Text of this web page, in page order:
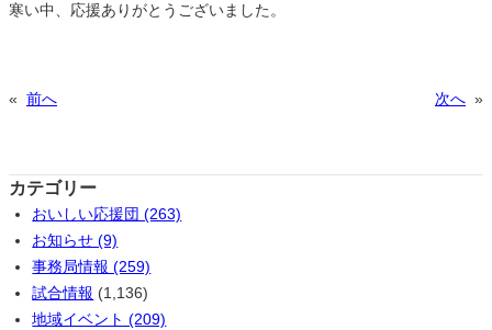
寒い中、応援ありがとうございました。
« 前へ 次へ »
カテゴリー
おいしい応援団 (263)
お知らせ (9)
事務局情報 (259)
試合情報 (1,136)
地域イベント (209)